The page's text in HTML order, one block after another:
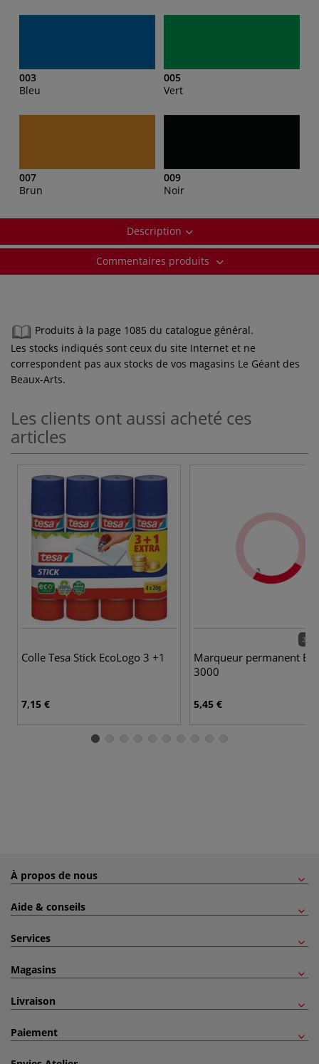
003
Bleu
005
Vert
007
Brun
009
Noir
Description
Commentaires produits
Produits à la page 1085 du catalogue général.
Les stocks indiqués sont ceux du site Internet et ne
correspondent pas aux stocks de vos magasins Le Géant des
Beaux-Arts.
Les clients ont aussi acheté ces
articles
Colle Tesa Stick EcoLogo 3 +1
7,15 €
20
Marqueur permanent
3000
5,45 €
À propos de nous
Aide & conseils
Services
Magasins
Livraison
Paiement